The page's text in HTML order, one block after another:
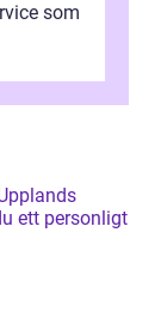
som
ett personligt